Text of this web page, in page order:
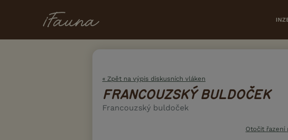
« Zpět na výpis diskusních vláken
FRANCOUZSKÝ BULDOČEK
Francouzský buldoček
Otočit řazení